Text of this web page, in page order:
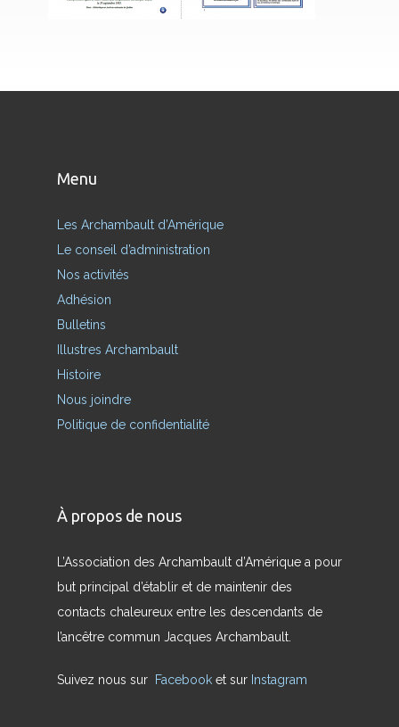
Menu
Les Archambault d’Amérique
Le conseil d’administration
Nos activités
Adhésion
Bulletins
Illustres Archambault
Histoire
Nous joindre
Politique de confidentialité
À propos de nous
L’Association des Archambault d’Amérique a pour
but principal d’établir et de maintenir des
contacts chaleureux entre les descendants de
l’ancêtre commun Jacques Archambault.
Suivez nous sur Facebook et sur Instagram